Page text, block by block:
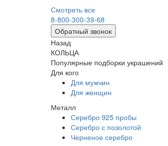
Смотреть все
8-800-300-39-68
Обратный звонок
Назад
КОЛЬЦА
Популярные подборки украшений
Для кого
Для мужчин
Для женщин
Металл
Серебро 925 пробы
Серебро с позолотой
Черненое серебро